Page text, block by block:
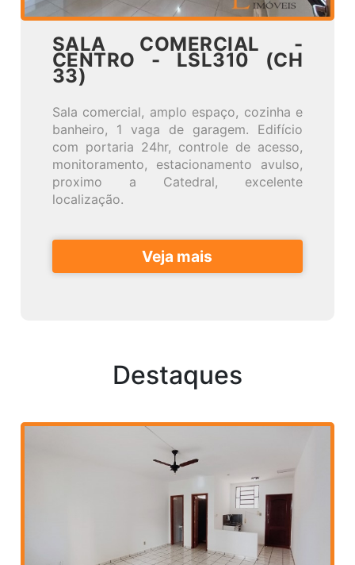
SALA COMERCIAL -
CENTRO - LSL310 (CH
33)
Sala comercial, amplo espaço, cozinha e
banheiro, 1 vaga de garagem. Edifício
com portaria 24hr, controle de acesso,
monitoramento, estacionamento avulso,
proximo a Catedral, excelente
localização.
Veja mais
Destaques